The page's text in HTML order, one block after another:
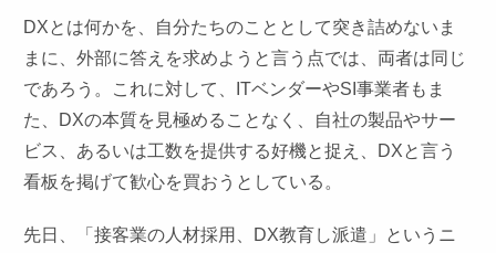
DXとは何かを、自分たちのこととして突き詰めないま
まに、外部に答えを求めようと言う点では、両者は同じ
であろう。これに対して、ITベンダーやSI事業者もま
た、DXの本質を見極めることなく、自社の製品やサー
ビス、あるいは工数を提供する好機と捉え、DXと言う
看板を掲げて歓心を買おうとしている。
先日、「接客業の人材採用、DX教育し派遣」というニ